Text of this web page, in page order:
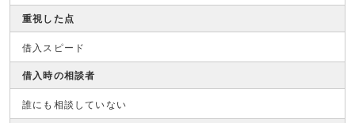
重視した点
借入スピード
借入時の相談者
誰にも相談していない